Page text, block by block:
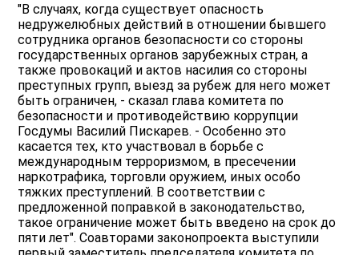
"В случаях, когда существует опасность
недружелюбных действий в отношении бывшего
сотрудника органов безопасности со стороны
государственных органов зарубежных стран, а
также провокаций и актов насилия со стороны
преступных групп, выезд за рубеж для него может
быть ограничен, - сказал глава комитета по
безопасности и противодействию коррупции
Госдумы Василий Пискарев. - Особенно это
касается тех, кто участвовал в борьбе с
международным терроризмом, в пресечении
наркотрафика, торговли оружием, иных особо
тяжких преступлений. В соответствии с
предложенной поправкой в законодательство,
такое ограничение может быть введено на срок до
пяти лет". Соавторами законопроекта выступили